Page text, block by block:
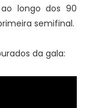
longo dos 90
semifinal.
da gala: